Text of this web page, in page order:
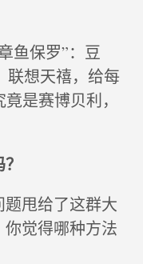
鱼保罗”：豆
联想天禧，给每
是赛博贝利，
甩给了这群大
觉得哪种方法